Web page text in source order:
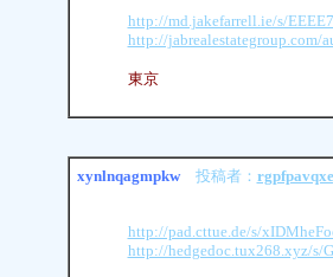
http://md.jakefarrell.ie/s/
http://jabrealestategroup.com/
東京
xynlnqagmpkw投稿者：
http://pad.cttue.de/s/
http://hedgedoc.tux268.xyz/s/